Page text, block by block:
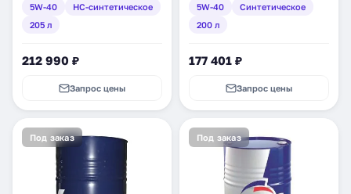
(3869)
5W-40
HC-синтетическое
205 л
212 990 ₽
Запрос цены
(14121100)
5W-40
Синтетическое
200 л
177 401 ₽
Запрос цены
Под заказ Под заказ